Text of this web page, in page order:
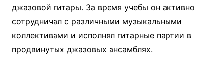
джазовой гитары. За время учебы он активно
сотрудничал с различными музыкальными
коллективами и исполнял гитарные партии в
продвинутых джазовых ансамблях.